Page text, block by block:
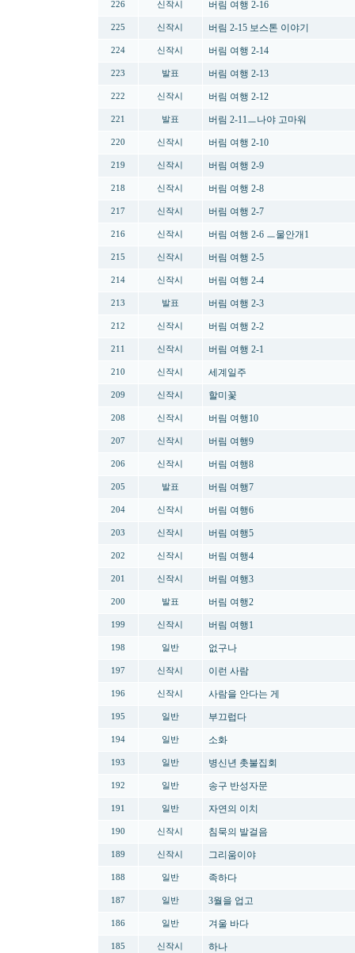
226 신작시 버림 여행 2-16
225 신작시 버림 2-15 보스톤 이야기
224 신작시 버림 여행 2-14
223 발표 버림 여행 2-13
222 신작시 버림 여행 2-12
221 발표 버림 2-11ㅡ나야 고마워
220 신작시 버림 여행 2-10
219 신작시 버림 여행 2-9
218 신작시 버림 여행 2-8
217 신작시 버림 여행 2-7
216 신작시 버림 여행 2-6 ㅡ물안개1
215 신작시 버림 여행 2-5
214 신작시 버림 여행 2-4
213 발표 버림 여행 2-3
212 신작시 버림 여행 2-2
211 신작시 버림 여행 2-1
210 신작시 세계일주
209 신작시 할미꽃
208 신작시 버림 여행10
207 신작시 버림 여행9
206 신작시 버림 여행8
205 발표 버림 여행7
204 신작시 버림 여행6
203 신작시 버림 여행5
202 신작시 버림 여행4
201 신작시 버림 여행3
200 발표 버림 여행2
199 신작시 버림 여행1
198 일반 없구나
197 신작시 이런 사람
196 신작시 사람을 안다는 게
195 일반 부끄럽다
194 일반 소화
193 일반 병신년 촛불집회
192 일반 송구 반성자문
191 일반 자연의 이치
190 신작시 침묵의 발걸음
189 신작시 그리움이야
188 일반 족하다
187 일반 3월을 업고
186 일반 겨울 바다
185 신작시 하나